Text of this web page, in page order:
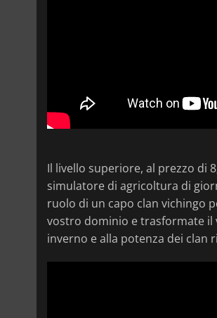
Il livello superiore, al prezzo di
simulatore di agricoltura di
ruolo di un capo clan vichingo
vostro dominio e trasformate
inverno e alla potenza dei clan